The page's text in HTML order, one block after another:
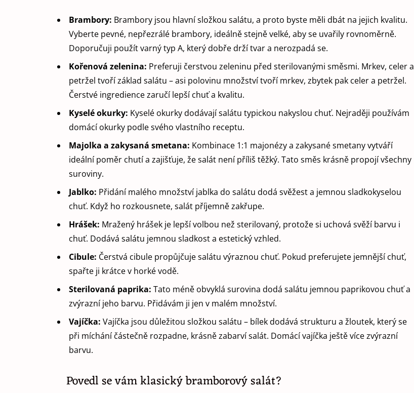
Brambory: Brambory jsou hlavní složkou salátu, a proto byste měli dbát na jejich kvalitu.
Vyberte pevné, nepřezrálé brambory, ideálně stejně velké, aby se uvařily rovnoměrně.
Doporučuji použít varný typ A, který dobře drží tvar a nerozpadá se.
Kořenová zelenina: Preferuji čerstvou zeleninu před sterilovanými směsmi. Mrkev, celer a
petržel tvoří základ salátu – asi polovinu množství tvoří mrkev, zbytek pak celer a petržel.
Čerstvé ingredience zaručí lepší chuť a kvalitu.
Kyselé okurky: Kyselé okurky dodávají salátu typickou nakyslou chuť. Nejraději používám
domácí okurky podle svého vlastního receptu.
Majolka a zakysaná smetana: Kombinace 1:1 majonézy a zakysané smetany vytváří
ideální poměr chutí a zajišťuje, že salát není příliš těžký. Tato směs krásně propojí všechny
suroviny.
Jablko: Přidání malého množství jablka do salátu dodá svěžest a jemnou sladkokyselou
chuť. Když ho rozkousnete, salát příjemně zakřupe.
Hrášek: Mražený hrášek je lepší volbou než sterilovaný, protože si uchová svěží barvu i
chuť. Dodává salátu jemnou sladkost a estetický vzhled.
Cibule: Čerstvá cibule propůjčuje salátu výraznou chuť. Pokud preferujete jemnější chuť,
spařte ji krátce v horké vodě.
Sterilovaná paprika: Tato méně obvyklá surovina dodá salátu jemnou paprikovou chuť a
zvýrazní jeho barvu. Přidávám ji jen v malém množství.
Vajíčka: Vajíčka jsou důležitou složkou salátu – bílek dodává strukturu a žloutek, který se
při míchání částečně rozpadne, krásně zabarví salát. Domácí vajíčka ještě více zvýrazní
barvu.
Povedl se vám klasický bramborový salát?